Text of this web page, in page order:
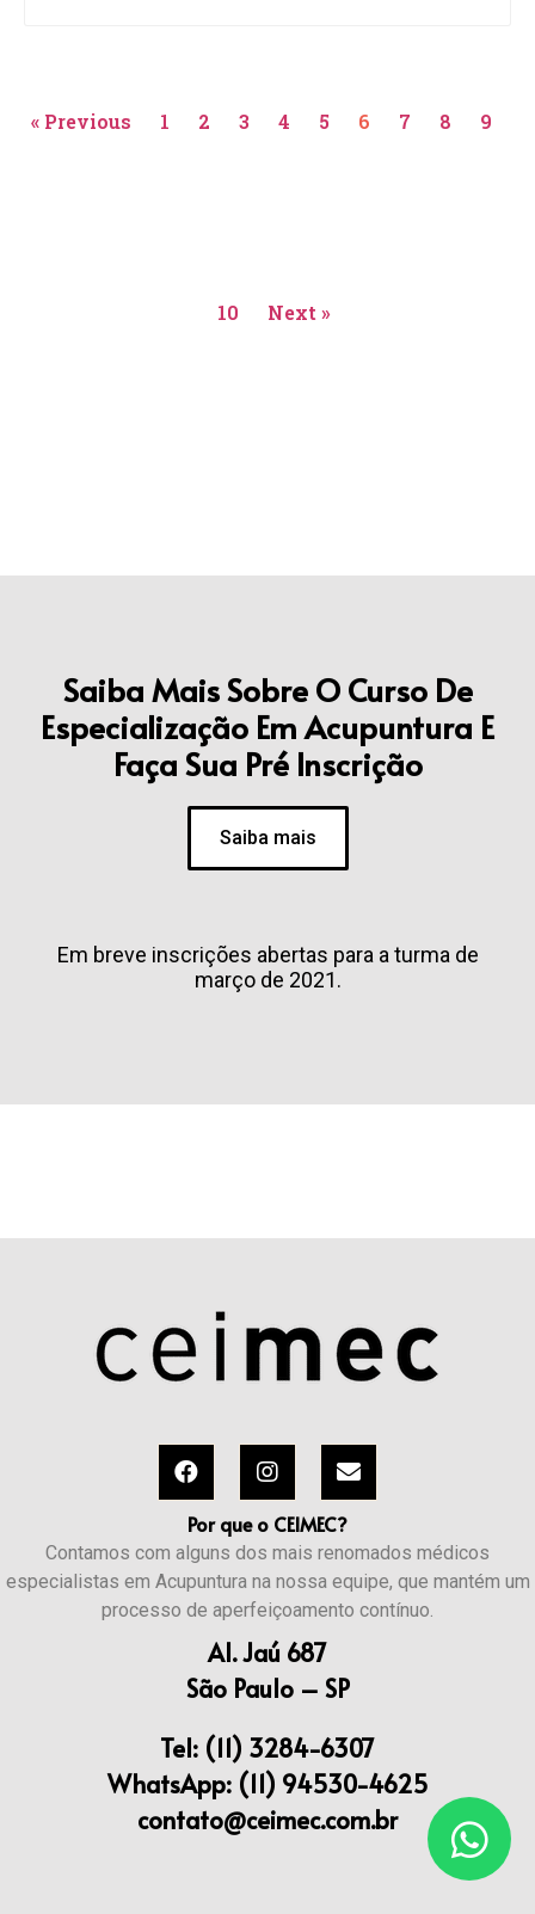
« Previous 1 2 3 4 5 6 7 8 9
10 Next »
Saiba Mais Sobre O Curso De
Especialização Em Acupuntura E
Faça Sua Pré Inscrição
Saiba mais
Em breve inscrições abertas para a turma de
março de 2021.
Por que o CEIMEC?
Contamos com alguns dos mais renomados médicos
especialistas em Acupuntura na nossa equipe, que mantém um
processo de aperfeiçoamento contínuo.​
Al. Jaú 687
São Paulo – SP
Tel: (11) 3284-6307
WhatsApp: (11) 94530-4625
contato@ceimec.com.br